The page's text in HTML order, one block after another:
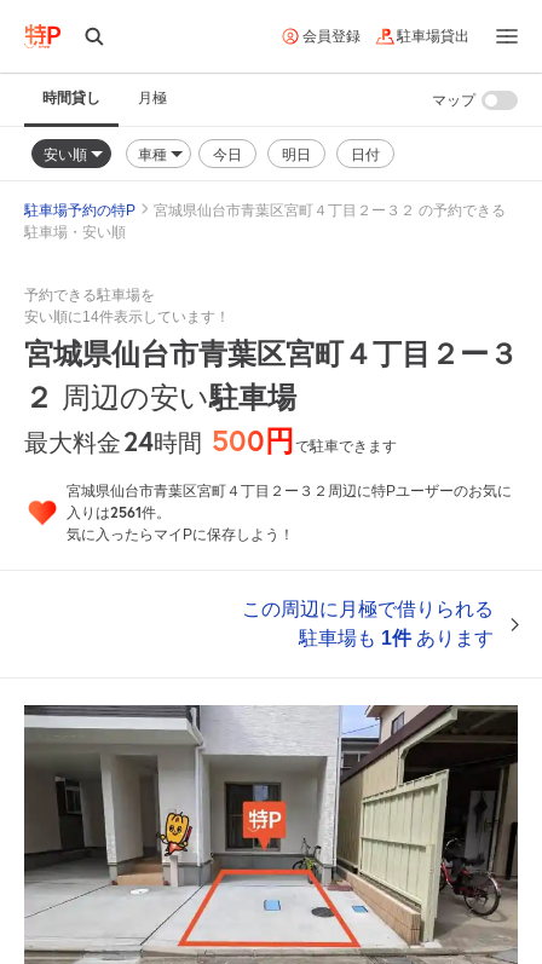
会員登録 駐車場貸出
時間貸し 月極
安い順 車種 今日 明日 日付
マップ
駐車場予約の特P
宮城県仙台市青葉区宮町４丁目２ー３２ の予約できる
駐車場・安い順
予約できる駐車場を
安い順に14件表示しています！
宮城県仙台市青葉区宮町４丁目２ー３
２ 周辺の安い駐車場
最大料金24時間 500円で駐車できます
宮城県仙台市青葉区宮町４丁目２ー３２周辺に特Pユーザーのお気に
入りは2561件。
気に入ったらマイPに保存しよう！
この周辺に月極で借りられる
駐車場も 1件あります